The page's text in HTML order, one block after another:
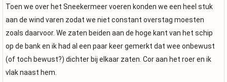
Toen we over het Sneekermeer voeren konden we een heel stuk
aan de wind varen zodat we niet constant overstag moesten
zoals daarvoor. We zaten beiden aan de hoge kant van het schip
op de bank en ik had al een paar keer gemerkt dat wee onbewust
(of toch bewust?) dichter bij elkaar zaten. Cor aan het roer en ik
vlak naast hem.